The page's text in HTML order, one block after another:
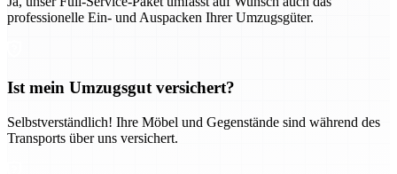
professionelle Ein- und Auspacken Ihrer Umzugsgüter.
Ist mein Umzugsgut versichert?
Selbstverständlich! Ihre Möbel und Gegenstände sind während des
Transports über uns versichert.